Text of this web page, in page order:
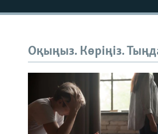
Оқыңыз. Көріңіз.